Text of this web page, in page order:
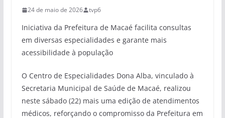
24 de maio de 2026 tvp6
Iniciativa da Prefeitura de Macaé facilita consultas
em diversas especialidades e garante mais
acessibilidade à população
O Centro de Especialidades Dona Alba, vinculado à
Secretaria Municipal de Saúde de Macaé, realizou
neste sábado (22) mais uma edição de atendimentos
médicos, reforçando o compromisso da Prefeitura em